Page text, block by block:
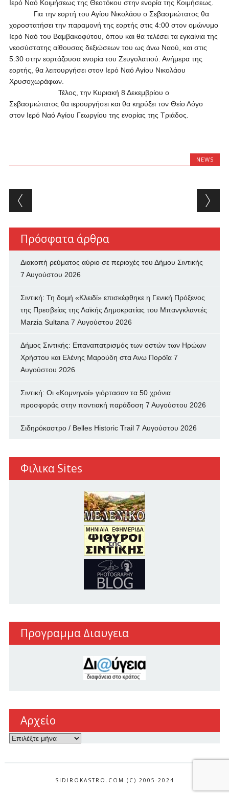
Ιερό Ναό Κοιμήσεως της Θεοτόκου στην ενορία της Κοιμήσεως.
Για την εορτή του Αγίου Νικολάου ο Σεβασμιώτατος θα
χοροστατήσει την παραμονή της εορτής στις 4:00 στον ομώνυμο
Ιερό Ναό του Βαμβακοφύτου, όπου και θα τελέσει τα εγκαίνια της
νεοσύστατης αίθουσας δεξιώσεων του ως άνω Ναού, και στις
5:30 στην εορτάζουσα ενορία του Ζευγολατιού. Ανήμερα της
εορτής, θα λειτουργήσει στον Ιερό Ναό Αγίου Νικολάου
Χρυσοχωράφων.
Τέλος, την Κυριακή 8 Δεκεμβρίου ο
Σεβασμιώτατος θα ιερουργήσει και θα κηρύξει τον Θείο Λόγο
στον Ιερό Ναό Αγίου Γεωργίου της ενορίας της Τριάδος.
NEWS
Post navigation
Πρόσφατα άρθρα
Διακοπή ρεύματος αύριο σε περιοχές του Δήμου Σιντικής
7 Αυγούστου 2026
Σιντική: Τη δομή «Κλειδί» επισκέφθηκε η Γενική Πρόξενος
της Πρεσβείας της Λαϊκής Δημοκρατίας του Μπανγκλαντές
Marzia Sultana 7 Αυγούστου 2026
Δήμος Σιντικής: Επαναπατρισμός των oστών των Ηρώων
Χρήστου και Ελένης Μαρούδη στα Ανω Πορόϊα 7
Αυγούστου 2026
Σιντική: Οι «Κομνηνοί» γιόρτασαν τα 50 χρόνια
προσφοράς στην ποντιακή παράδοση 7 Αυγούστου 2026
Σιδηρόκαστρο / Belles Historic Trail 7 Αυγούστου 2026
Φιλικα Sites
Προγραμμα Διαυγεια
Αρχείο
Αρχείο
SIDIROKASTRO.COM (C) 2005-2024